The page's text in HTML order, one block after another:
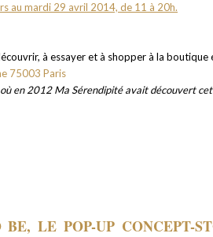
au mardi 29 avril 2014, de 11 à 20h.
à essayer et à shopper à la boutique
75003 Paris
où en 2012 Ma Sérendipité avait découvert
LE POP-UP CONCEPT-